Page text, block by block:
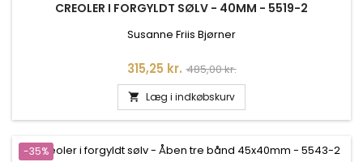
CREOLER I FORGYLDT SØLV - 40MM - 5519-2
Susanne Friis Bjørner
Pris
315,25 kr. Normalpris
485,00 kr.
 Læg i indkøbskurv
-35%